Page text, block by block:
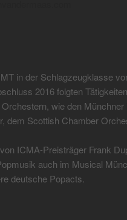
in der Schlagzeugklasse
2016 folgten
wie den
dem Scottish Chamber
ICMA-Preisträger Frank
auch im Musical
deutsche Popacts.